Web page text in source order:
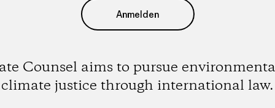
Anmelden
Counsel aims to pursue
climate justice through international law.